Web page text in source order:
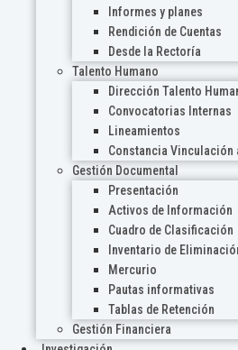
Informes y planes
Rendición de Cuentas
Desde la Rectoría
Talento Humano
Dirección Talento
Convocatorias Internas
Lineamientos
Constancia Vinculación
Gestión Documental
Presentación
Activos de Información
Cuadro de Clasificación
Inventario de
Mercurio
Pautas informativas
Tablas de Retención
Gestión Financiera